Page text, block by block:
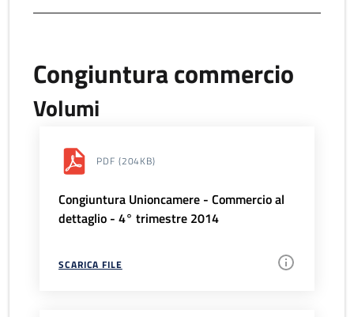
Congiuntura commercio
Volumi
PDF (204KB)
Congiuntura Unioncamere - Commercio al
dettaglio - 4° trimestre 2014
SCARICA FILE